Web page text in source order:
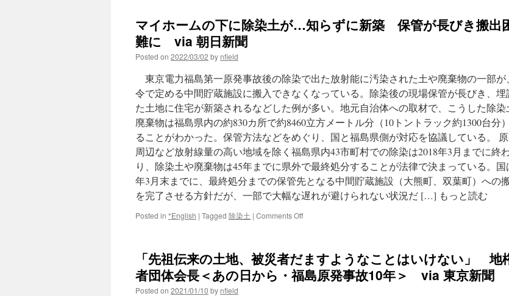
京
新
再
の
知
ゼ
ロ
「安
全
性
が」
「理
解
が」
新
聞
マイホームの下に除染土が…知らずに新築 保管が長びき搬出
難に via 朝日新聞
Posted on 2022/03/02 by nfield
東京電力福島第一原発事故後の除染で出た放射能に汚染された土や廃棄物の一部が
令で定める中間貯蔵施設に搬入できなくなっている。除染後の現場保管が長びき、埋
た土地に住宅が新築されるなどした例が多い。地元自治体への取材で、こうした除染
廃棄物は福島県内の約830カ所で約8460立方メートル分（10トントラック約1300台分
ることがわかった。保管方法などをめぐり、国と福島県側が対応を協議している。
周辺など放射線量の高い地域を除く福島県内43市町村での除染は2018年3月までに終
り、除染土や廃棄物は45年までに県外で最終処分することが法律で決まっている。国
年3月末までに、最終処分までの保管先となる中間貯蔵施設（大熊町、双葉町）への
を完了させる方針だが、一部で大幅な遅れが避けられない状況だ […] もっと読む
Posted in *English | Tagged 除染土 | Comments Offon
ー
ム
の
「先祖伝来の土地、被災者だますようなことはいけない」 地
者団体会長＜あの日から・福島原発事故10年＞ via 東京新聞
Posted on 2021/01/10 by nfield